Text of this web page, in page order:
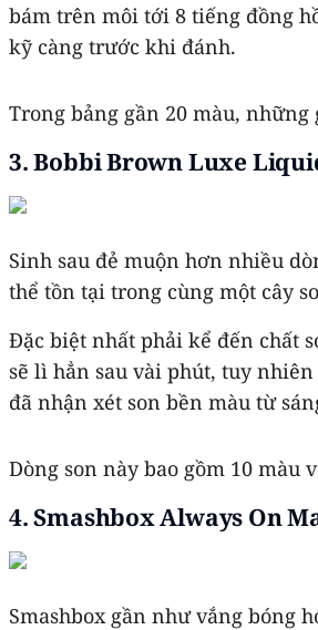
bám trên môi tới 8 tiếng đồng
kỹ càng trước khi đánh.
Trong bảng gần 20 màu, những
3. Bobbi Brown Luxe
Sinh sau đẻ muộn hơn nhiều
thể tồn tại trong cùng một cây
Đặc biệt nhất phải kể đến chất
sẽ lì hẳn sau vài phút, tuy
đã nhận xét son bền màu từ
Dòng son này bao gồm 10 màu
4. Smashbox Always On
Smashbox gần như vắng bóng